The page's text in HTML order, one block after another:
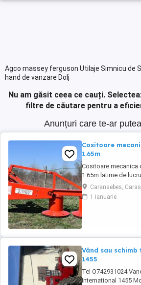
Agco massey ferguson Utilaje Simnicu de
hand de vanzare Dolj
Nu am găsit ceea ce cauți.
filtre de căutare pentru a
Anunțuri care te-ar
Cositoare
1.65m
Cositoare mecanica
1.65m latime de
cheie de cutite
Caransebes,
1 ianuarie
Vând sau
1455
Tel O742931024
International 1455